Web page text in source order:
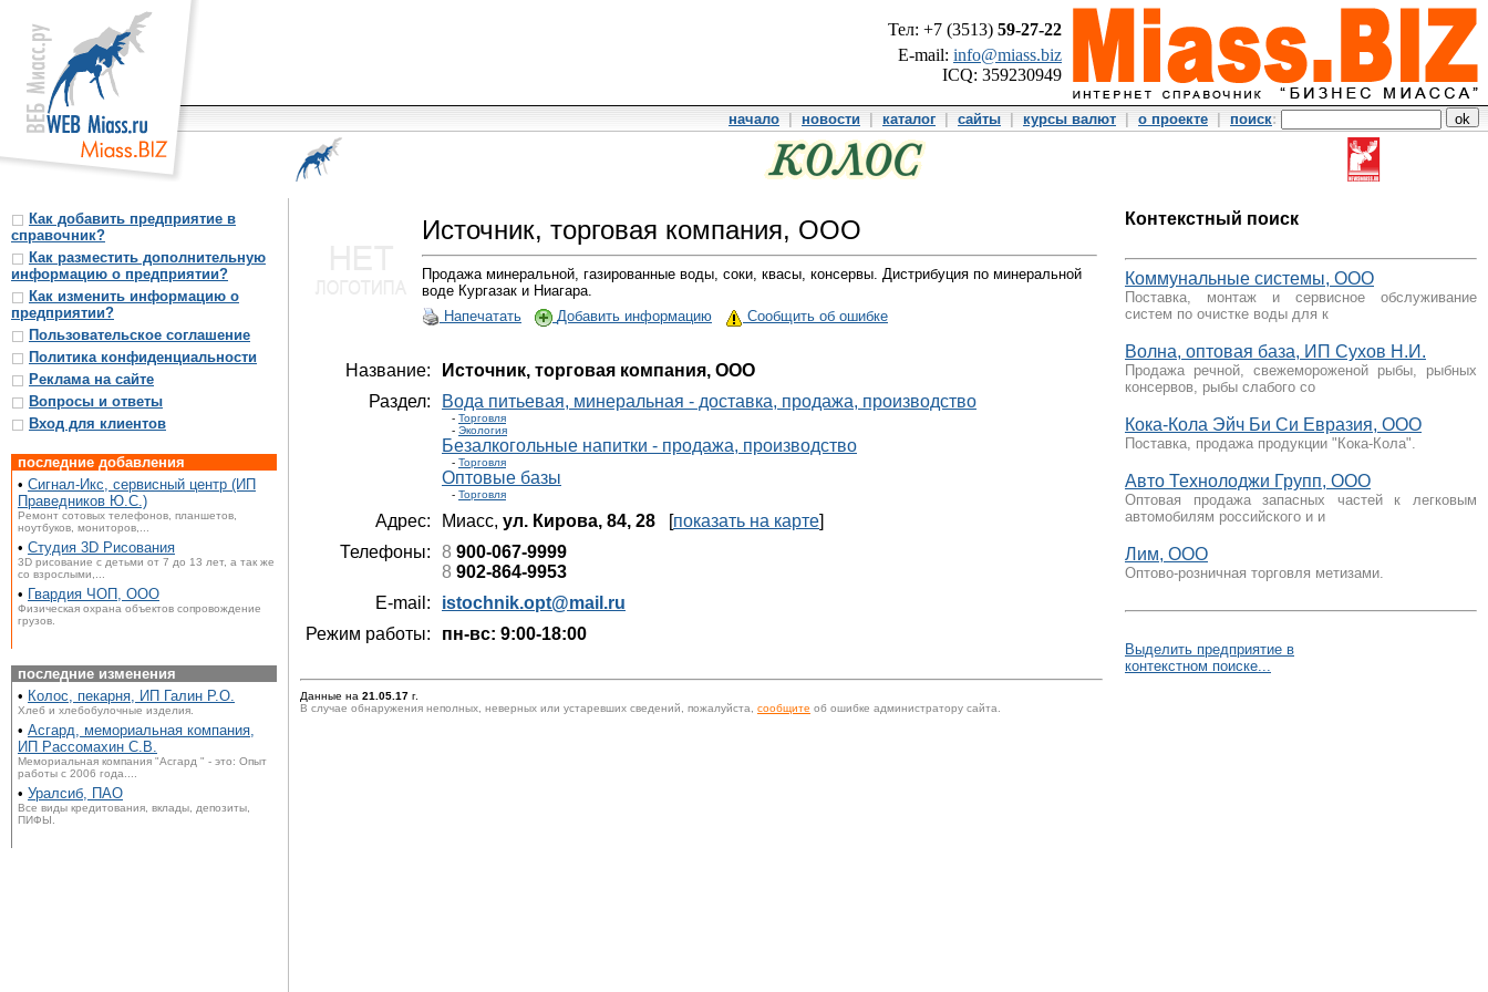
Тел: +7 (3513) 59-27-22
E-mail: info@miass.biz
ICQ: 359230949
начало новости каталог| сайты курсы валют о проекте поиск:
Как добавить предприятие в
справочник?
Как разместить дополнительную
информацию о предприятии?
Как изменить информацию о
предприятии?
Пользовательское соглашение
Политика конфиденциальности
Реклама на сайте
Вопросы и ответы
Вход для клиентов
последние добавления
• Сигнал-Икс, сервисный центр (ИП
Праведников Ю.С.)
Ремонт сотовых телефонов, планшетов,
ноутбуков, мониторов,...
• Студия 3D Рисования
3D рисование с детьми от 7 до 13 лет, а так же
со взрослыми,...
• Гвардия ЧОП, ООО
Физическая охрана объектов сопровождение
грузов.
последние изменения
• Колос, пекарня, ИП Галин Р.О.
Хлеб и хлебобулочные изделия.
• Асгард, мемориальная компания,
ИП Рассомахин С.В.
Мемориальная компания "Асгард " - это: Опыт
работы с 2006 года....
• Уралсиб, ПАО
Все виды кредитования, вклады, депозиты,
ПИФЫ.
Источник, торговая компания, ООО
Продажа минеральной, газированные воды, соки, квасы, консервы. Дистрибуция по минеральной
воде Кургазак и Ниагара.
Напечатать
Добавить информацию Сообщить об ошибке
Название:
Источник, торговая компания, ООО
Раздел:
Вода питьевая, минеральная - доставка, продажа, производство
- Торговля
- Экология
Безалкогольные напитки - продажа, производство
- Торговля
Оптовые базы
- Торговля
Адрес: Миасс, ул. Кирова, 84, 28 [показать на карте]
Телефоны:
8 900-067-9999
8 902-864-9953
E-mail:
istochnik.opt@mail.ru
Режим работы:
пн-вс: 9:00-18:00
Данные на 21.05.17 г.
В случае обнаружения неполных, неверных или устаревших сведений, пожалуйста, сообщите об ошибке администратору сайта.
Контекстный поиск
Коммунальные системы, ООО
Поставка, монтаж и сервисное обслуживание
систем по очистке воды для к
Волна, оптовая база, ИП Сухов Н.И.
Продажа речной, свежемороженой рыбы, рыбных
консервов, рыбы слабого со
Кока-Кола Эйч Би Си Евразия, ООО
Поставка, продажа продукции "Кока-Кола".
Авто Технолоджи Групп, ООО
Оптовая продажа запасных частей к легковым
автомобилям российского и и
Лим, ООО
Оптово-розничная торговля метизами.
Выделить предприятие в
контекстном поиске...